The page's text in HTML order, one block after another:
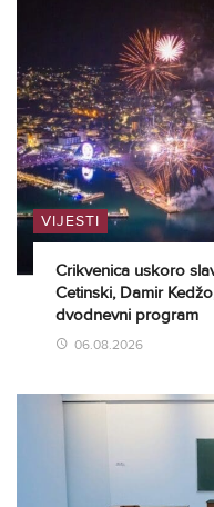
VIJESTI
Crikvenica uskoro
Cetinski, Damir
dvodnevni program
06.08.2026